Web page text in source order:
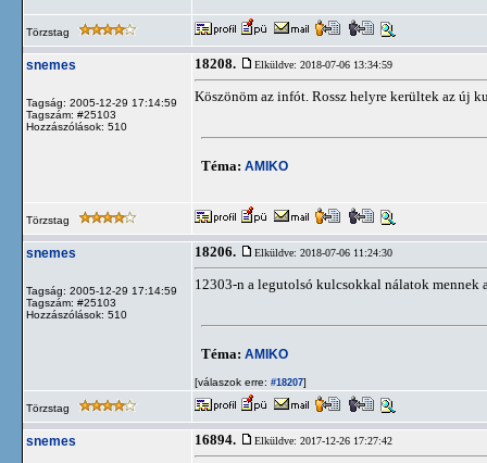
Törzstag
snemes
Tagság: 2005-12-29 17:14:59
Tagszám: #25103
Hozzászólások: 510
18208. Elküldve: 2018-07-06 13:34:59
Köszönöm az infót. Rossz helyre kerültek az új
Téma: AMIKO
Törzstag
snemes
Tagság: 2005-12-29 17:14:59
Tagszám: #25103
Hozzászólások: 510
18206. Elküldve: 2018-07-06 11:24:30
12303-n a legutolsó kulcsokkal nálatok mennek
Téma: AMIKO
[válaszok erre: #18207]
Törzstag
snemes 16894. Elküldve: 2017-12-26 17:27:42